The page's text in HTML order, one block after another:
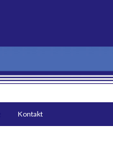
Kontakt